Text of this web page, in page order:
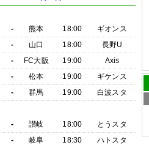
- 熊本 18:00
ギオンス
- 山口 18:00
長野U
- FC大阪 19:00
Axis
- 松本 19:00
ギケンス
- 群馬 19:00
白波スタ
- 讃岐 18:00
とうスタ
- 岐阜 18:30
ハトスタ